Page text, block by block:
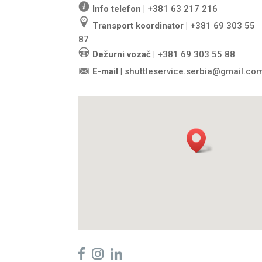
Info telefon | +381 63 217 216
Transport koordinator | +381 69 303 55
87
Dežurni vozač | +381 69 303 55 88
E-mail |